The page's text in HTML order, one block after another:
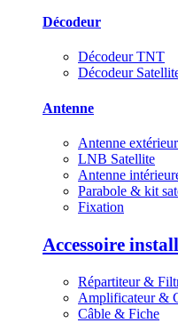
Décodeur
Décodeur TNT
Décodeur
Antenne
Antenne
LNB Satellite
Antenne
Parabole & kit
Fixation
Accessoire
Répartiteur &
Amplificateur &
Câble & Fiche